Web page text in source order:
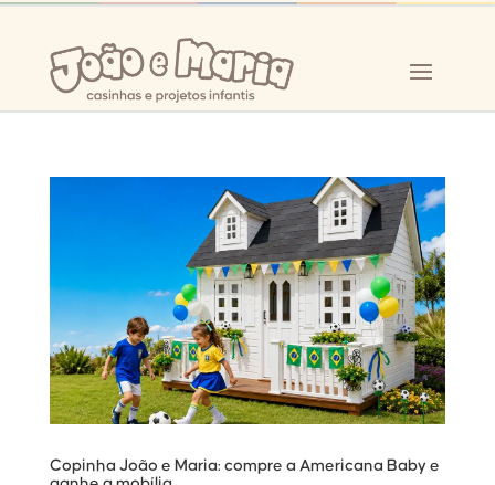
Copinha João e Maria: compre a Americana Baby e